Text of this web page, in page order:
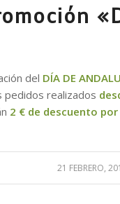
del DÍA DE
pedidos realizados
2 € de descuento
21 FEBRERO,
/